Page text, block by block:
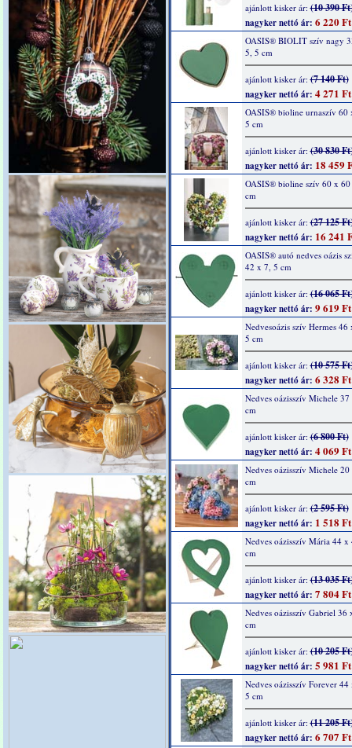
ajánlott kisker ár:(10 390
nagyker nettó ár: 6 220 Ft
OASIS® BIOLIT szív nagy
5, 5 cm
ajánlott kisker ár:(7 140 Ft)
nagyker nettó ár: 4 271 Ft
OASIS® bioline urnaszív 60
5 cm
ajánlott kisker ár:(30 830
nagyker nettó ár: 18 459
OASIS® bioline szív 60 x
cm
ajánlott kisker ár:(27 125
nagyker nettó ár: 16 241
OASIS® autó nedves oázis
42 x 7, 5 cm
ajánlott kisker ár:(16 065
nagyker nettó ár: 9 619 Ft
Nedvesoázis szív Hermes
5 cm
ajánlott kisker ár:(10 575
nagyker nettó ár: 6 328 Ft
Nedves oázisszív Michele
cm
ajánlott kisker ár:(6 800 Ft)
nagyker nettó ár: 4 069 Ft
Nedves oázisszív Michele
cm
ajánlott kisker ár:(2 595 Ft)
nagyker nettó ár: 1 518 Ft
Nedves oázisszív Mária 44
cm
ajánlott kisker ár:(13 035
nagyker nettó ár: 7 804 Ft
Nedves oázisszív Gabriel 36
cm
ajánlott kisker ár:(10 205
nagyker nettó ár: 5 981 Ft
Nedves oázisszív Forever
5 cm
ajánlott kisker ár:(11 205
nagyker nettó ár: 6 707 Ft